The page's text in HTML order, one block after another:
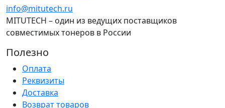
info@mitutech.ru
MITUTECH – один из ведущих поставщиков
совместимых тонеров в России
Полезно
Оплата
Реквизиты
Доставка
Возврат товаров